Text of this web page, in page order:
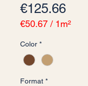
€125.66Price
€50.67 / 1m²
per
1
Square
meter
Color *
Format *